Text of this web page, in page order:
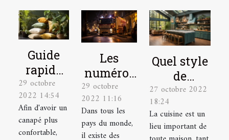
Guide
rapide
pour
choisir
un
coussin
29 octobre
2022 14:54
Afin d'avoir un
canapé plus
confortable,
Les
numéros
à appeler
en
situation
d’urgence
29 octobre
2022 11:16
Dans tous les
pays du monde,
il existe des
Quel style
de
décoration
peut
rendre
votre
27 octobre 2022
18:24
La cuisine est un
lieu important de